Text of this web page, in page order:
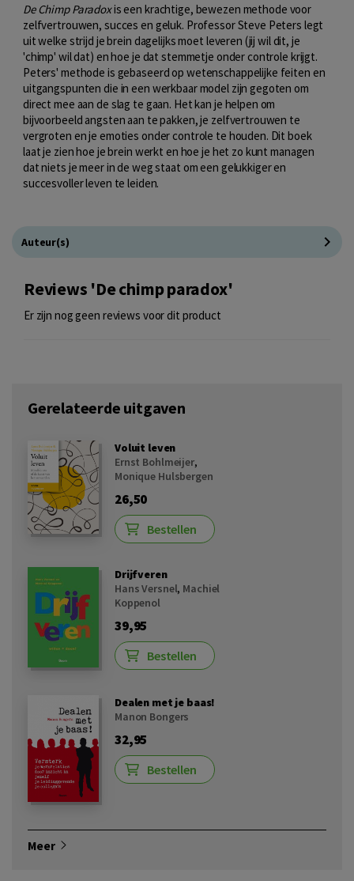
De Chimp Paradoxis een krachtige, bewezen methode voor
zelfvertrouwen, succes en geluk. Professor Steve Peters legt
uit welke strijd je brein dagelijks moet leveren (jij wil dit, je
'chimp' wil dat) en hoe je dat stemmetje onder controle krijgt.
Peters' methode is gebaseerd op wetenschappelijke feiten en
uitgangspunten die in een werkbaar model zijn gegoten om
direct mee aan de slag te gaan. Het kan je helpen om
bijvoorbeeld angsten aan te pakken, je zelfvertrouwen te
vergroten en je emoties onder controle te houden. Dit boek
laat je zien hoe je brein werkt en hoe je het zo kunt managen
dat niets je meer in de weg staat om een gelukkiger en
succesvoller leven te leiden.
Auteur(s)
Reviews 'De chimp paradox'
Er zijn nog geen reviews voor dit product
Gerelateerde uitgaven
Voluit leven
Ernst Bohlmeijer,
Monique Hulsbergen
26,50
Bestellen
Drijfveren
Hans Versnel, Machiel
Koppenol
39,95
Bestellen
Dealen met je baas!
Manon Bongers
32,95
Bestellen
Meer